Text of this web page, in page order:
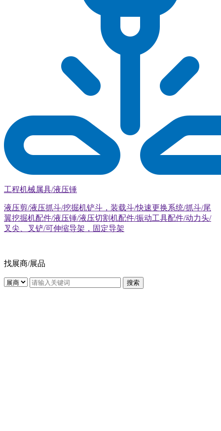
工程机械属具/液压锤
液压剪/液压抓斗/挖掘机铲斗，装载斗/快速更换系统/抓斗/尾
翼挖掘机配件/液压锤/液压切割机配件/振动工具配件/动力头/
叉尖、叉铲/可伸缩导架，固定导架
找展商/展品
搜索